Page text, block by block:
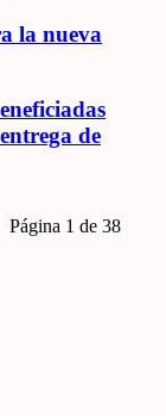
la nueva
de
Página 1 de 38